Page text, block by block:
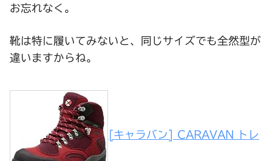
お忘れなく。
靴は特に履いてみないと、同じサイズでも全然型が
違いますからね。
[キャラバン] CARAVAN トレ